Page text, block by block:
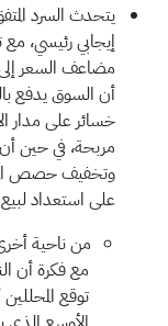
يتحدث السرد
مضاعف السعر إلى
أن السوق يدفع
خسائر على مدار
مربحة، في حين أن
وتخفيف حصص
على استعداد
من ناحية
مع فكرة أن
توقع